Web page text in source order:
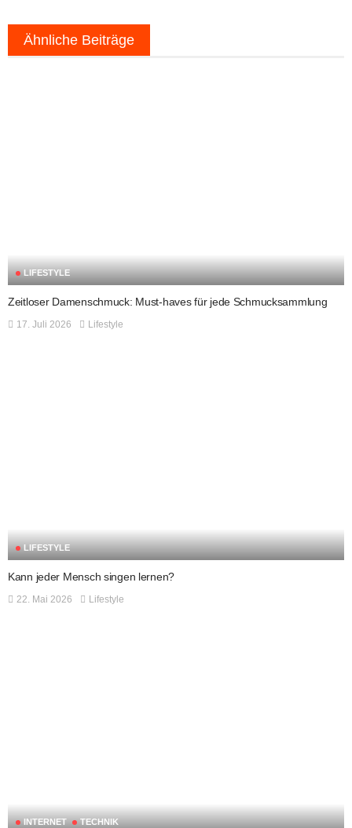
Ähnliche Beiträge
LIFESTYLE
Zeitloser Damenschmuck: Must-haves für jede Schmucksammlung
17. Juli 2026 Lifestyle
LIFESTYLE
Kann jeder Mensch singen lernen?
22. Mai 2026 Lifestyle
INTERNET TECHNIK